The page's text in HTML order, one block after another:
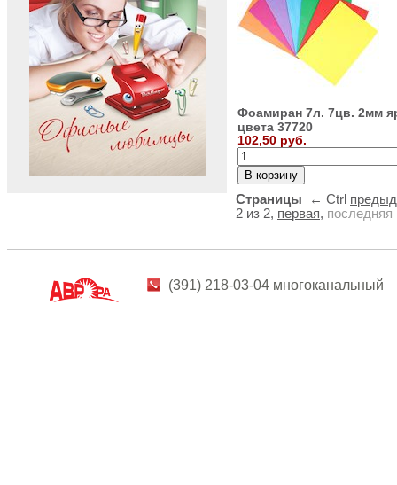
Фоамиран 7л. 7цв. 2мм
цвета 37720
102,50 руб.
Страницы ← Ctrl
2 из 2, первая, последняя
(391) 218-03-04 многоканальный